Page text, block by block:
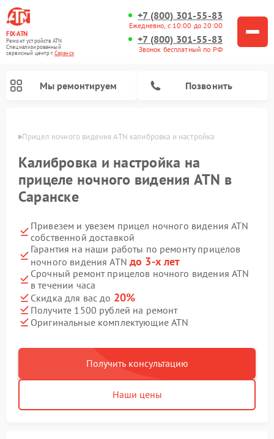
FIX-ATN
Ремонт устройств ATN
Специализированный
cервисный центр г.Саранск
+7 (800) 301-55-83
Ежедневно, с 10:00 до 20:00
+7 (800) 301-55-83
Звонок бесплатный по РФ
Мы ремонтируем Позвонить
Прицел ночного видения ATN калибровка и настройка
Калибровка и настройка на
прицеле ночного видения ATN в
Саранске
Привезем и увезем прицел ночного видения ATN
собственной доставкой
Гарантия на наши работы по ремонту прицелов
ночного видения ATN до 3-х лет
Срочный ремонт прицелов ночного видения ATN
в течении часа
Скидка для вас до 20%
Получите 1500 рублей на ремонт
Оригинальные комплектующие ATN
Получить консультацию
Наши цены